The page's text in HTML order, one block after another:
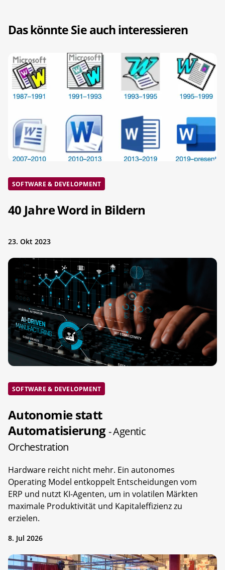
Das könnte Sie auch interessieren
SOFTWARE & DEVELOPMENT
40 Jahre Word in Bildern
23. Okt 2023
SOFTWARE & DEVELOPMENT
Autonomie statt
Automatisierung- Agentic
Orchestration
Hardware reicht nicht mehr. Ein autonomes
Operating Model entkoppelt Entscheidungen vom
ERP und nutzt KI-Agenten, um in volatilen Märkten
maximale Produktivität und Kapitaleffizienz zu
erzielen.
8. Jul 2026